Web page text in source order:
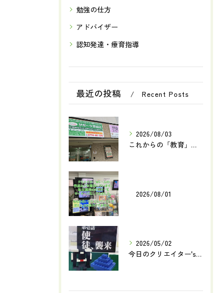
勉強の仕方
アドバイザー
認知発達・療育指導
最近の投稿 Recent Posts
2026/08/03
これからの「教育」とは何でしょうか？
2026/08/01
2026/05/02
今日のクリエイター'sルーム